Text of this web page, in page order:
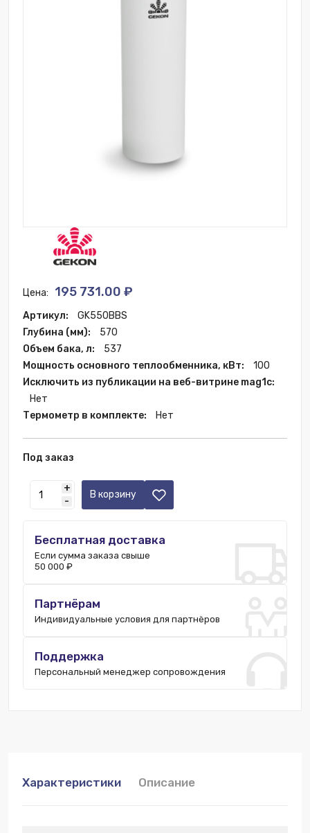
Цена: 195 731.00 ₽
Артикул:
GK550BBS
Глубина (мм):
570
Объем бака, л:
537
Мощность основного теплообменника, кВт:
100
Исключить из публикации на веб-витрине mag1c:
Нет
Термометр в комплекте:
Нет
Под заказ
+
-
В корзину
Бесплатная доставка
Если сумма заказа свыше
50 000 ₽
Партнёрам
Индивидуальные условия для партнёров
Поддержка
Персональный менеджер сопровождения
Характеристики Описание